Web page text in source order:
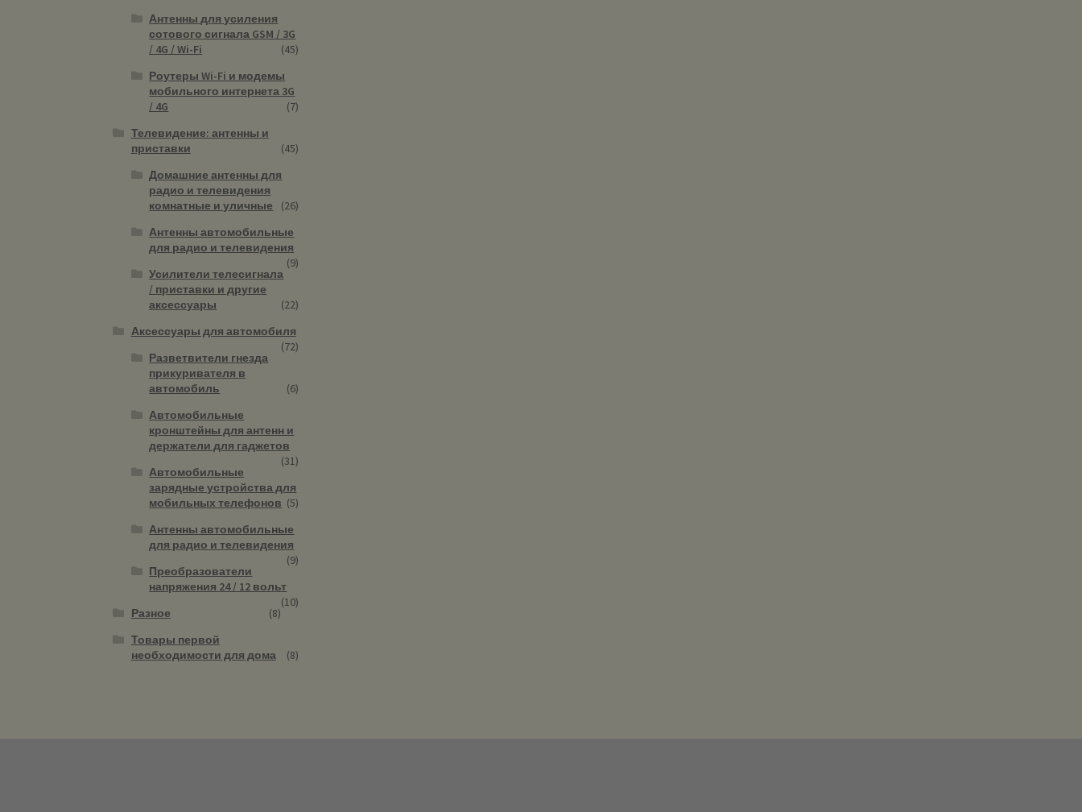
Антенны для усиления
сотового сигнала GSM / 3G
/ 4G / Wi-Fi
(45)
Роутеры Wi-Fi и модемы
мобильного интернета 3G
/ 4G
(7)
Телевидение: антенны и
приставки
(45)
Домашние антенны для
радио и телевидения
комнатные и уличные
(26)
Антенны автомобильные
для радио и телевидения
(9)
Усилители телесигнала
/ приставки и другие
аксессуары
(22)
Аксессуары для автомобиля
(72)
Разветвители гнезда
прикуривателя в
автомобиль
(6)
Автомобильные
кронштейны для антенн и
держатели для гаджетов
(31)
Автомобильные
зарядные устройства для
мобильных телефонов (5)
Антенны автомобильные
для радио и телевидения
(9)
Преобразователи
напряжения 24 / 12 вольт
(10)
Разное
(8)
Товары первой
необходимости для дома
(8)